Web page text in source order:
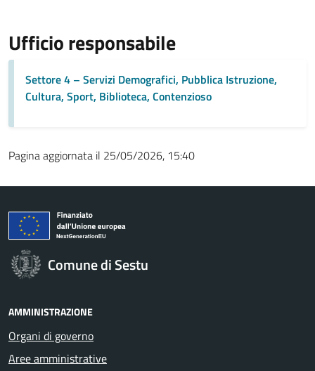
Ufficio responsabile
Settore 4 – Servizi Demografici, Pubblica Istruzione,
Cultura, Sport, Biblioteca, Contenzioso
Pagina aggiornata il 25/05/2026, 15:40
Comune di Sestu
AMMINISTRAZIONE
Organi di governo
Aree amministrative